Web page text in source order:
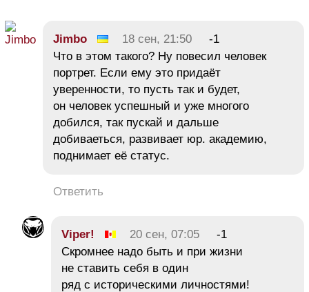
Jimbo 18 сен, 21:50
-1
Что в этом такого? Ну повесил человек
портрет. Если ему это придаёт
уверенности, то пусть так и будет,
он человек успешный и уже многого
добился, так пускай и дальше
добиваеться, развивает юр. академию,
поднимает её статус.
Ответить
Viper! 20 сен, 07:05
-1
Скромнее надо быть и при жизни
не ставить себя в один
ряд с историческими личностями!